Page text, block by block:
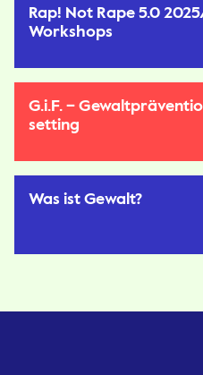
Rap! Not Rape 5.0
Workshops
G.i.F. –
sett­ing
Was ist Gewalt?